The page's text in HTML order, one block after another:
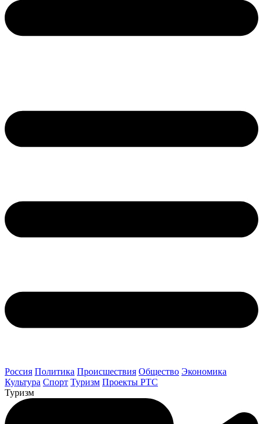
Россия Политика Происшествия Общество Экономика
Культура Спорт Туризм Проекты РТС
Туризм